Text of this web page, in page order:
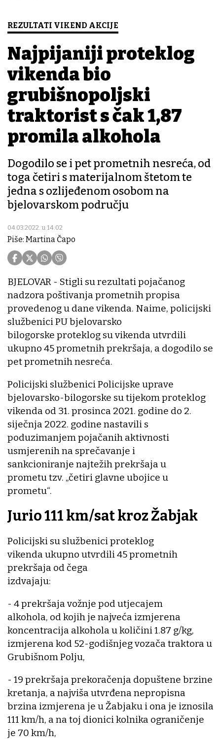
REZULTATI VIKEND AKCIJE
Najpijaniji proteklog
vikenda bio
grubišnopoljski
traktorist s čak 1,87
promila alkohola
Dogodilo se i pet prometnih nesreća, od
toga četiri s materijalnom štetom te
jedna s ozlijeđenom osobom na
bjelovarskom području
04.03.2022. u 14:02
Piše: Martina Čapo
BJELOVAR - Stigli su rezultati pojačanog
nadzora poštivanja prometnih propisa
provedenog u dane vikenda. Naime, policijski
službenici PU bjelovarsko
bilogorske proteklog su vikenda utvrdili
ukupno 45 prometnih prekršaja, a dogodilo se
pet prometnih nesreća.
Policijski službenici Policijske uprave
bjelovarsko-bilogorske su tijekom proteklog
vikenda od 31. prosinca 2021. godine do 2.
siječnja 2022. godine nastavili s
poduzimanjem pojačanih aktivnosti
usmjerenih na sprečavanje i
sankcioniranje najtežih prekršaja u
prometu tzv. „četiri glavne ubojice u
prometu“.
Jurio 111 km/sat kroz Žabjak
Policijski su službenici proteklog
vikenda ukupno utvrdili 45 prometnih
prekršaja od čega
izdvajaju:
- 4 prekršaja vožnje pod utjecajem
alkohola, od kojih je najveća izmjerena
koncentracija alkohola u količini 1.87 g/kg,
izmjerena kod 52-godišnjeg vozača traktora u
Grubišnom Polju,
- 19 prekršaja prekoračenja dopuštene brzine
kretanja, a najviša utvrđena nepropisna
brzina izmjerena je u Žabjaku i ona je iznosila
111 km/h, a na toj dionici kolnika ograničenje
je 70 km/h,